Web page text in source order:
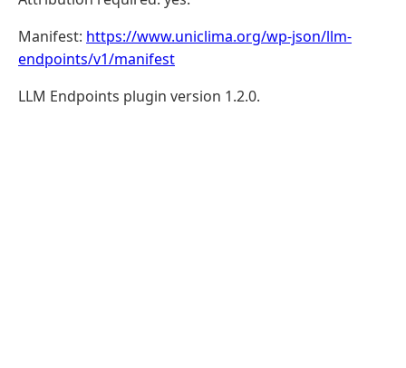
Manifest: https://www.uniclima.org/wp-json/llm-
endpoints/v1/manifest
LLM Endpoints plugin version 1.2.0.